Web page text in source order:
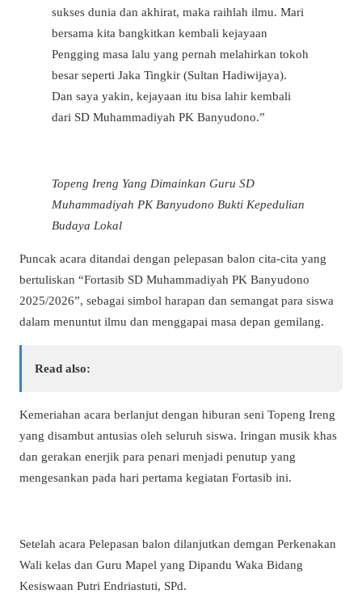
sukses dunia dan akhirat, maka raihlah ilmu. Mari
bersama kita bangkitkan kembali kejayaan
Pengging masa lalu yang pernah melahirkan tokoh
besar seperti Jaka Tingkir (Sultan Hadiwijaya).
Dan saya yakin, kejayaan itu bisa lahir kembali
dari SD Muhammadiyah PK Banyudono.”
Topeng Ireng Yang Dimainkan Guru SD
Muhammadiyah PK Banyudono Bukti Kepedulian
Budaya Lokal
Puncak acara ditandai dengan pelepasan balon cita-cita yang
bertuliskan “Fortasib SD Muhammadiyah PK Banyudono
2025/2026”, sebagai simbol harapan dan semangat para siswa
dalam menuntut ilmu dan menggapai masa depan gemilang.
Read also:
Kemeriahan acara berlanjut dengan hiburan seni Topeng Ireng
yang disambut antusias oleh seluruh siswa. Iringan musik khas
dan gerakan enerjik para penari menjadi penutup yang
mengesankan pada hari pertama kegiatan Fortasib ini.
Setelah acara Pelepasan balon dilanjutkan demgan Perkenakan
Wali kelas dan Guru Mapel yang Dipandu Waka Bidang
Kesiswaan Putri Endriastuti, SPd.